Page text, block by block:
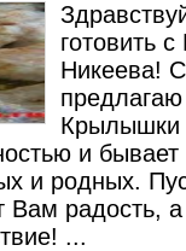
готовить
Никеева!
Крылышки
и бывает
и родных.
радость,
...